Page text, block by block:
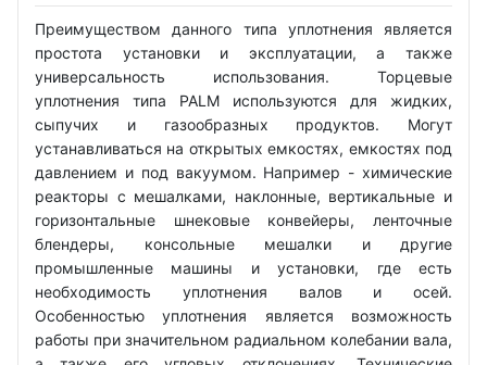
Преимуществом данного типа уплотнения является
простота установки и эксплуатации, а также
универсальность использования. Торцевые
уплотнения типа PALM используются для жидких,
сыпучих и газообразных продуктов. Могут
устанавливаться на открытых емкостях, емкостях под
давлением и под вакуумом. Например - химические
реакторы с мешалками, наклонные, вертикальные и
горизонтальные шнековые конвейеры, ленточные
блендеры, консольные мешалки и другие
промышленные машины и установки, где есть
необходимость уплотнения валов и осей.
Особенностью уплотнения является возможность
работы при значительном радиальном колебании вала,